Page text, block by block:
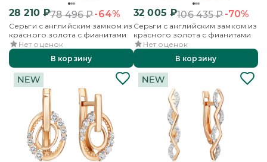
28 210₽78 496₽-64%
Серьги с английским замком из
красного золота с фианитами
Нет оценок
В корзину
32 005 ₽106 435₽-70%
Серьги с английским замком из
красного золота с фианитами
Нет оценок
В корзину